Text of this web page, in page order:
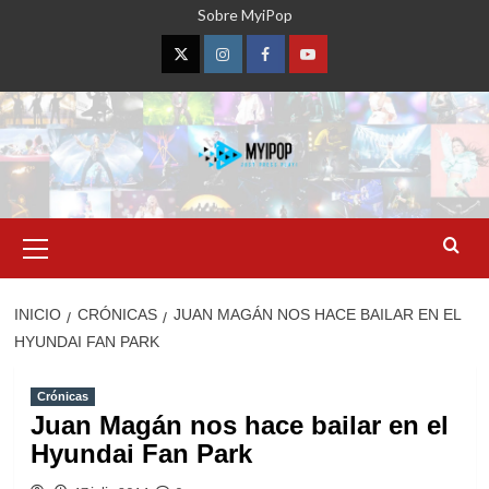
Sobre MyiPop
TwitterInstagramFacebookYouTube
primario
INICIO CRÓNICAS
JUAN MAGÁN NOS HACE BAILAR EN EL
HYUNDAI FAN PARK
Crónicas
Juan Magán nos hace bailar en el
Hyundai Fan Park